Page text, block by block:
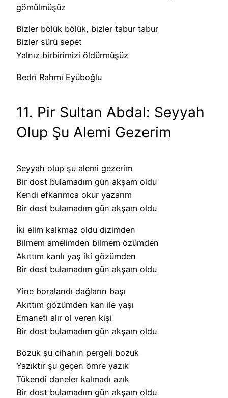
gömülmüşüz
Bizler bölük bölük, bizler tabur tabur
Bizler sürü sepet
Yalnız birbirimizi öldürmüşüz
Bedri Rahmi Eyüboğlu
11. Pir Sultan Abdal: Seyyah
Olup Şu Alemi Gezerim
Seyyah olup şu alemi gezerim
Bir dost bulamadım gün akşam oldu
Kendi efkarımca okur yazarım
Bir dost bulamadım gün akşam oldu
İki elim kalkmaz oldu dizimden
Bilmem amelimden bilmem özümden
Akıttım kanlı yaş iki gözümden
Bir dost bulamadım gün akşam oldu
Yine boralandı dağların başı
Akıttım gözümden kan ile yaşı
Emaneti alır ol veren kişi
Bir dost bulamadım gün akşam oldu
Bozuk şu cihanın pergeli bozuk
Yazıktır şu geçen ömre yazık
Tükendi daneler kalmadı azık
Bir dost bulamadım gün akşam oldu